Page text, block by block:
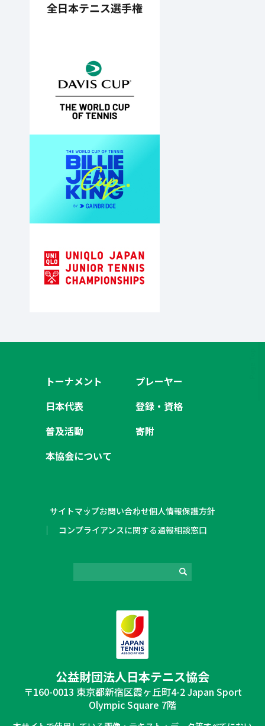
トーナメント
プレーヤー
日本代表
登録・資格
普及活動
寄附
本協会について
サイトマップお問い合わせ個人情報保護方針
コンプライアンスに関する通報相談窓口
公益財団法⼈⽇本テニス協会
〒160-0013 東京都新宿区霞ヶ丘町4-2 Japan Sport
Olympic Square 7階